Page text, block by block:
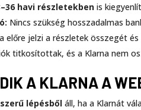
havi részletekben is
Nincs szükség hosszadalmas
előre jelzi a részletek összegét
titkosítottak, és a Klarna nem
A KLARNA A
lépésből áll, ha a Klarnát